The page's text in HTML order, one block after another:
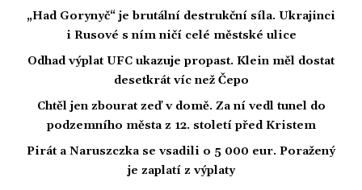
„Had Gorynyč“ je brutální destrukční síla. Ukrajinci
i Rusové s ním ničí celé městské ulice
Odhad výplat UFC ukazuje propast. Klein měl dostat
desetkrát víc než Čepo
Chtěl jen zbourat zeď v domě. Za ní vedl tunel do
podzemního města z 12. století před Kristem
Pirát a Naruszczka se vsadili o 5 000 eur. Poražený
je zaplatí z výplaty